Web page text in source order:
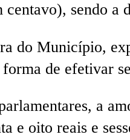
sendo a
do Município,
de efetivar
a
e oito reais e